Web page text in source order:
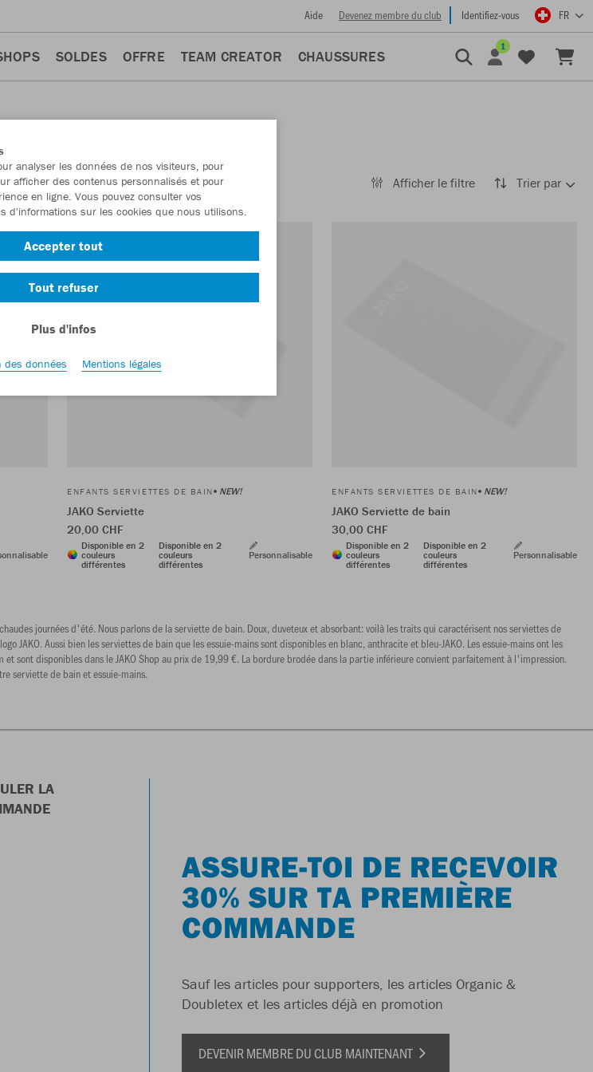
Aide Devenez membre du club Identifiez-vous FR
SOLDES OFFRE TEAM CREATOR CHAUSSURES
1
Afficher le filtre Trier par
ENFANTS SERVIETTES DE BAIN NEW!
JAKO Serviette
20,00 CHF
Disponible en 2
couleurs
différentes
Disponible en 2
couleurs
différentes
Personnalisable
ENFANTS SERVIETTES DE BAIN NEW!
JAKO Serviette de bain
30,00 CHF
Disponible en 2
couleurs
différentes
Disponible en 2
couleurs
différentes
Personnalisable
journées d'été. Nous parlons de la serviette de bain. Doux, duveteux et absorbant: voilà les traits qui caractérisent nos serviettes de
JAKO. Aussi bien les serviettes de bain que les essuie-mains sont disponibles en blanc, anthracite et bleu-JAKO. Les essuie-mains ont les
sont disponibles dans le JAKO Shop au prix de 19,99 €. La bordure brodée dans la partie inférieure convient parfaitement à l'impression.
serviette de bain et essuie-mains.
LA
ASSURE-TOI DE RECEVOIR
30% SUR TA PREMIÈRE
COMMANDE
Sauf les articles pour supporters, les articles Organic &
Doubletex et les articles déjà en promotion
DEVENIR MEMBRE DU CLUB MAINTENANT
analyser les données de nos visiteurs, pour
afficher des contenus personnalisés et pour
en ligne. Vous pouvez consulter vos
d'informations sur les cookies que nous utilisons.
Accepter tout
Tout refuser
Plus d'infos
des données Mentions légales